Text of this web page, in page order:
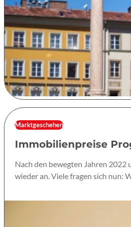
Marktgeschehen
Immobilienpreise
Nach den bewegten Jahren
wieder an. Viele fragen sich nun: